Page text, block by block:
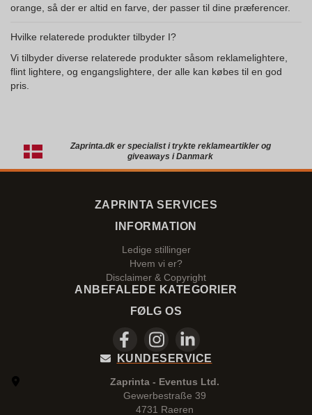
orange, så der er altid en farve, der passer til dine præferencer.
Hvilke relaterede produkter tilbyder I?
Vi tilbyder diverse relaterede produkter såsom reklamelightere,
flint lightere, og engangslightere, der alle kan købes til en god
pris.
Zaprinta.dk er specialist i trykte reklameartikler og
giveaways i Danmark
ZAPRINTA SERVICES
INFORMATION
Ledige stillinger
Hvem vi er?
Disclaimer & Copyright
ANBEFALEDE KATEGORIER
FØLG OS
KUNDESERVICE
Zaprinta - Eventus Ltd.
Gewerbestraße 39
4731 Raeren